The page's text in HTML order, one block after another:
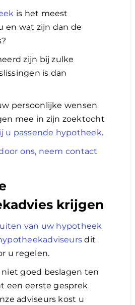
is het meest
en wat zijn dan de
zijn bij zulke
is dan
persoonlijke wensen
mee in zijn zoektocht
u passende hypotheek.
ons, neem contact
krijgen
van uw hypotheek
dit
u regelen.
niet goed beslagen ten
een eerste gesprek
adviseurs kost u